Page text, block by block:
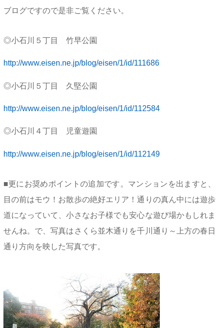
ブログですので是非ご覧ください。
◎小石川５丁目 竹早公園
http://www.eisen.ne.jp/blog/eisen/1/id/111686
◎小石川５丁目 久堅公園
http://www.eisen.ne.jp/blog/eisen/1/id/112584
◎小石川４丁目 児童遊園
http://www.eisen.ne.jp/blog/eisen/1/id/112149
■更にお奨めポイントの追加です。マンションを出ますと、
目の前はモウ！お散歩の絶好エリア！通りの真ん中には遊歩
道になっていて、小さなお子様でも安心な遊び場かもしれま
せんね。で、写真はさくら並木通りを千川通り～上方の春日
通り方向を映した写真です。